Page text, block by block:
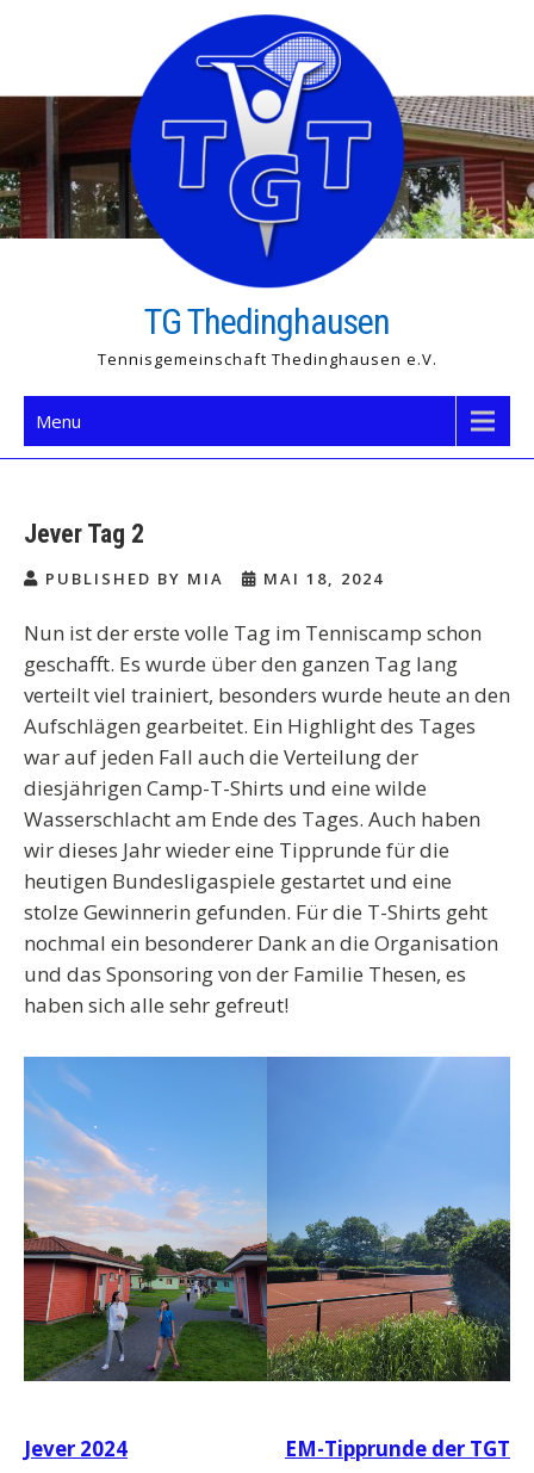
TG Thedinghausen
Tennisgemeinschaft Thedinghausen e.V.
Menu
Jever Tag 2
PUBLISHED BY MIA MAI 18, 2024
Nun ist der erste volle Tag im Tenniscamp schon
geschafft. Es wurde über den ganzen Tag lang
verteilt viel trainiert, besonders wurde heute an den
Aufschlägen gearbeitet. Ein Highlight des Tages
war auf jeden Fall auch die Verteilung der
diesjährigen Camp-T-Shirts und eine wilde
Wasserschlacht am Ende des Tages. Auch haben
wir dieses Jahr wieder eine Tipprunde für die
heutigen Bundesligaspiele gestartet und eine
stolze Gewinnerin gefunden. Für die T-Shirts geht
nochmal ein besonderer Dank an die Organisation
und das Sponsoring von der Familie Thesen, es
haben sich alle sehr gefreut!
Beitragsnavigation
Jever 2024 EM-Tipprunde der TGT